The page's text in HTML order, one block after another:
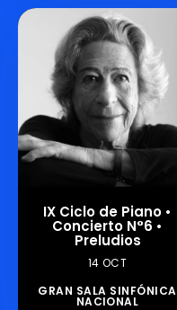
IX Ciclo de Piano •
Concierto N°6 •
Preludios
14 OCT
GRAN SALA SINFÓNICA
NACIONAL